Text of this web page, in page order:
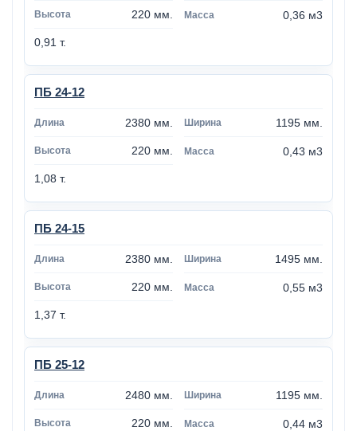
220 мм. 0,36 м3
0,91 т.
ПБ 24-12
2380 мм. 1195 мм.
220 мм. 0,43 м3
1,08 т.
ПБ 24-15
2380 мм. 1495 мм.
220 мм. 0,55 м3
1,37 т.
ПБ 25-12
2480 мм. 1195 мм.
220 мм. 0,44 м3